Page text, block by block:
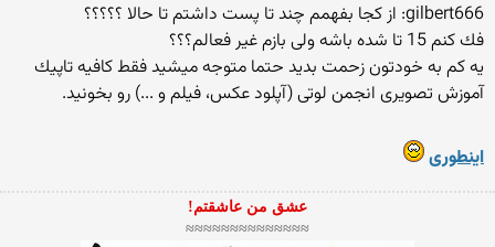
gilbert666: از كجا بفهمم چند تا پست داشتم تا حالا ؟؟؟؟؟
فك كنم 15 تا شده باشه ولی بازم غیر فعالم؟؟؟
یه كم به خودتون زحمت بدید حتما متوجه میشید فقط كافیه تاپیك
آموزش تصویری انجمن لوتی (آپلود عکس، فیلم و ...) رو بخونید.
اینطوری
عشق من عاشقتم!
≈≈≈≈≈≈≈≈≈≈≈≈≈≈